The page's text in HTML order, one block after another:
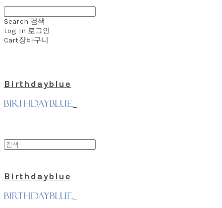
Search 검색
Log In 로그인
Cart장바구니
Birthdayblue
Birthdayblue